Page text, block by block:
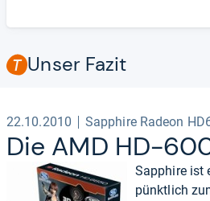
Unser Fazit
22.10.2010 Sapphire Radeon
Die AMD HD-​
Sapphire ist
pünktlich